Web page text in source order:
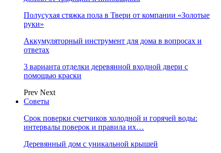
Полусухая стяжка пола в Твери от компании «Золотые
руки»
Аккумуляторный инструмент для дома в вопросах и
ответах
3 варианта отделки деревянной входной двери с
помощью краски
Prev Next
Советы
Срок поверки счетчиков холодной и горячей воды:
интервалы поверок и правила их…
Деревянный дом с уникальной крышей